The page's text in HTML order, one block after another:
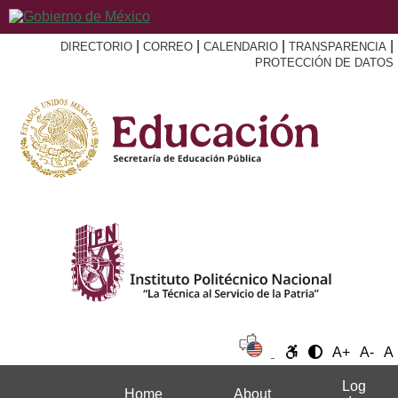
DIRECTORIO CORREO CALENDARIO TRANSPARENCIA
PROTECCIÓN DE DATOS
A+ A- A
Home About
Log